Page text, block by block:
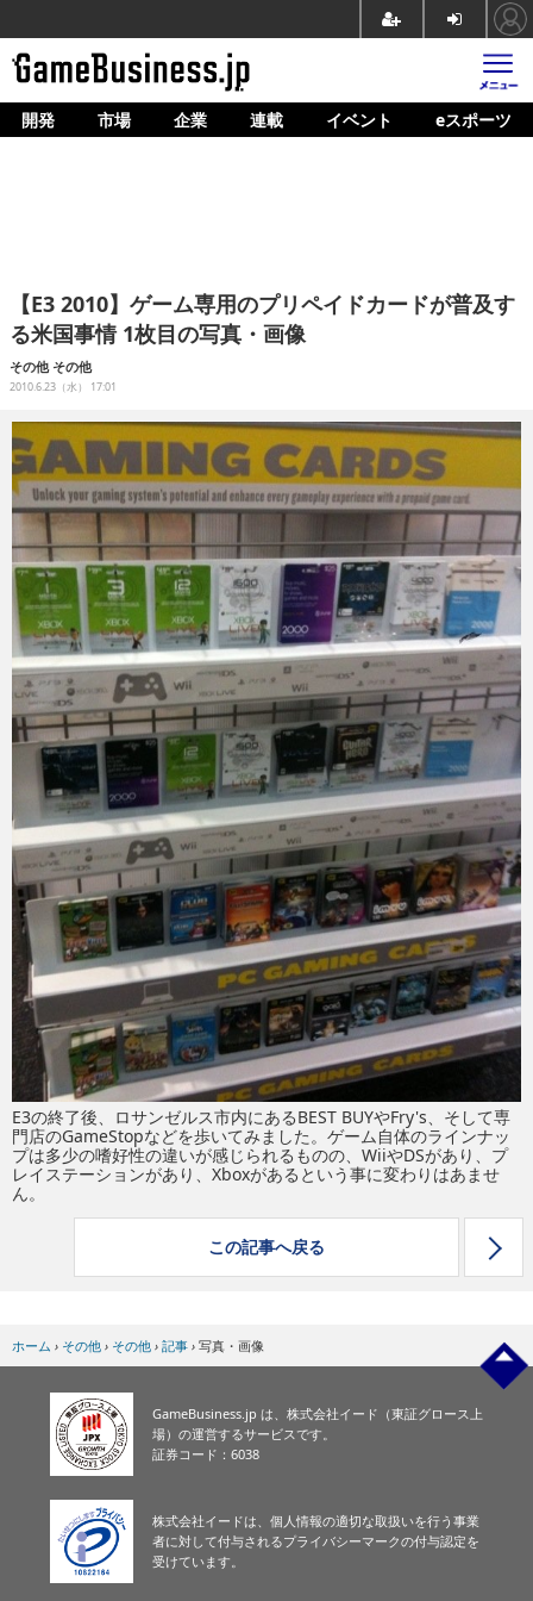
ホーム
企業動向
人材育成
連載
イベント/セミナー
eスポーツ
開発 市場 企業 連載 イベント eスポーツ
【E3 2010】ゲーム専用のプリペイドカードが普及す
る米国事情 1枚目の写真・画像
その他 その他
2010.6.23（水） 17:01
E3の終了後、ロサンゼルス市内にあるBEST BUYやFry's、そして専
門店のGameStopなどを歩いてみました。ゲーム自体のラインナッ
プは多少の嗜好性の違いが感じられるものの、WiiやDSがあり、プ
レイステーションがあり、Xboxがあるという事に変わりはあませ
ん。
この記事へ戻る
ホーム › その他 › その他 › 記事 › 写真・画像
GameBusiness.jp は、株式会社イード（東証グロース上
場）の運営するサービスです。
証券コード：6038
株式会社イードは、個人情報の適切な取扱いを行う事業
者に対して付与されるプライバシーマークの付与認定を
受けています。